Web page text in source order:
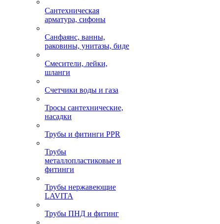
Сантехническая
арматура, сифоны
Санфаянс, ванны,
раковины, унитазы, биде
Смесители, лейки,
шланги
Счетчики воды и газа
Тросы сантехнические,
насадки
Трубы и фитинги PPR
Трубы
металлопластиковые и
фитинги
Трубы нержавеющие
LAVITA
Трубы ПНД и фитинг